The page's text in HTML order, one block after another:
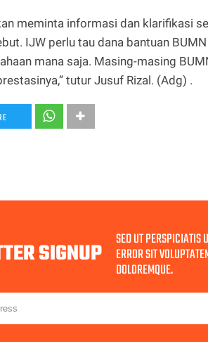
meminta informasi dan klarifikasi
IJW perlu tau dana bantuan
mana saja. Masing-masing
tutur Jusuf Rizal. (Adg) .
SIGNUP SED UT PERSPICIATIS
ERROR SIT
DOLOREMQUE.